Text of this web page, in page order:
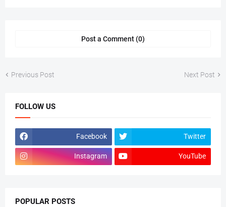
Post a Comment (0)
Previous Post Next Post
FOLLOW US
Facebook Twitter
Instagram YouTube
POPULAR POSTS